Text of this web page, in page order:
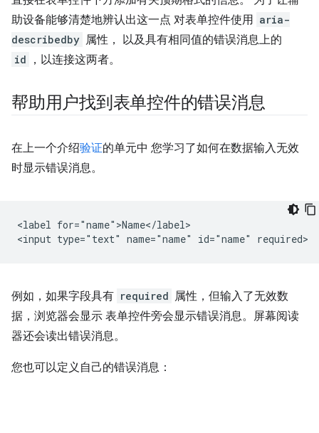
助设备能够清楚地辨认出这一点 对表单控件使用 aria-
describedby 属性， 以及具有相同值的错误消息上的
id ，以连接这两者。
帮助用户找到表单控件的错误消息
在上一个介绍验证的单元中 您学习了如何在数据输入无效
时显示错误消息。
<label for="name">Name</label>
例如，如果字段具有 required 属性，但输入了无效数
据，浏览器会显示 表单控件旁会显示错误消息。屏幕阅读
器还会读出错误消息。
您也可以定义自己的错误消息：